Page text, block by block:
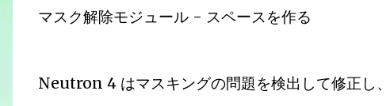
マスク解除モジュール - スペースを作る
Neutron 4 はマスキングの問題を検出して修正し